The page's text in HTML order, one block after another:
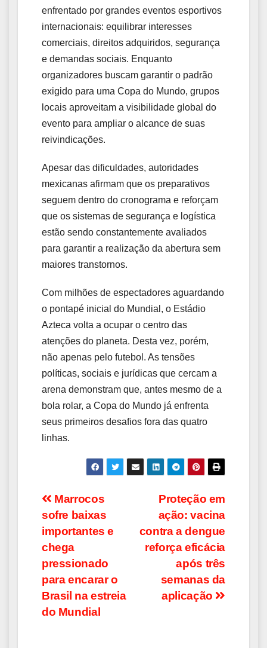
enfrentado por grandes eventos esportivos
internacionais: equilibrar interesses
comerciais, direitos adquiridos, segurança
e demandas sociais. Enquanto
organizadores buscam garantir o padrão
exigido para uma Copa do Mundo, grupos
locais aproveitam a visibilidade global do
evento para ampliar o alcance de suas
reivindicações.
Apesar das dificuldades, autoridades
mexicanas afirmam que os preparativos
seguem dentro do cronograma e reforçam
que os sistemas de segurança e logística
estão sendo constantemente avaliados
para garantir a realização da abertura sem
maiores transtornos.
Com milhões de espectadores aguardando
o pontapé inicial do Mundial, o Estádio
Azteca volta a ocupar o centro das
atenções do planeta. Desta vez, porém,
não apenas pelo futebol. As tensões
políticas, sociais e jurídicas que cercam a
arena demonstram que, antes mesmo de a
bola rolar, a Copa do Mundo já enfrenta
seus primeiros desafios fora das quatro
linhas.
Navegação
de
Post
Proteção em
ação: vacina
contra a dengue
reforça eficácia
após três
semanas da
aplicação
Marrocos
sofre baixas
importantes e
chega
pressionado
para encarar o
Brasil na estreia
do Mundial